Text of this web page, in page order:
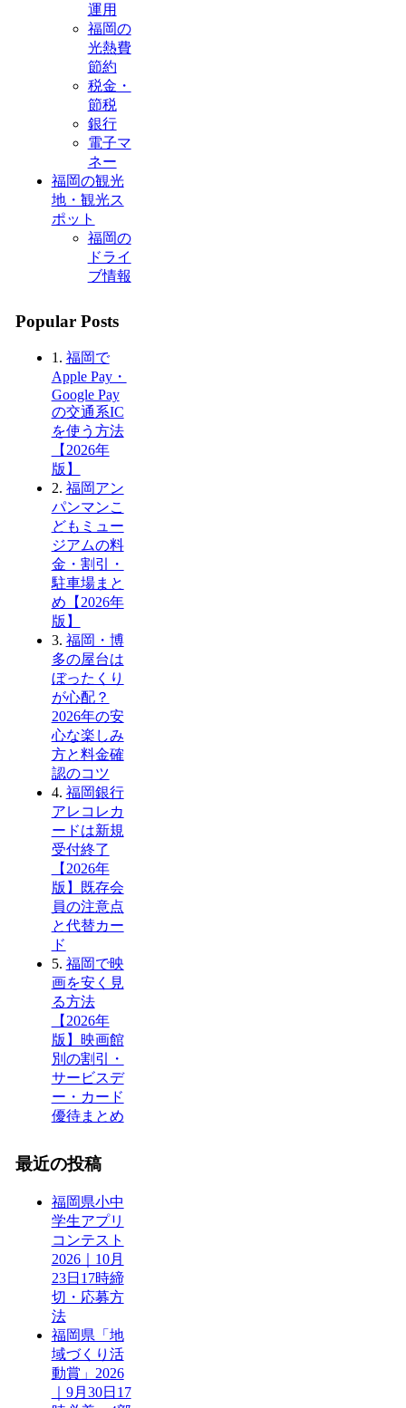
運用
福岡の
光熱費
節約
税金・
節税
銀行
電子マ
ネー
福岡の観光
地・観光ス
ポット
福岡の
ドライ
ブ情報
Popular Posts
1. 福岡で
Apple Pay・
Google Pay
の交通系IC
を使う方法
【2026年
版】
2. 福岡アン
パンマンこ
どもミュー
ジアムの料
金・割引・
駐車場まと
め【2026年
版】
3. 福岡・博
多の屋台は
ぼったくり
が心配？
2026年の安
心な楽しみ
方と料金確
認のコツ
4. 福岡銀行
アレコレカ
ードは新規
受付終了
【2026年
版】既存会
員の注意点
と代替カー
ド
5. 福岡で映
画を安く見
る方法
【2026年
版】映画館
別の割引・
サービスデ
ー・カード
優待まとめ
最近の投稿
福岡県小中
学生アプリ
コンテスト
2026｜10月
23日17時締
切・応募方
法
福岡県「地
域づくり活
動賞」2026
｜9月30日17